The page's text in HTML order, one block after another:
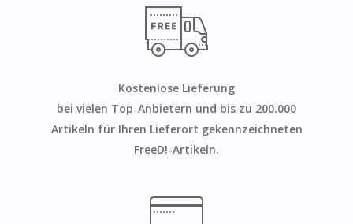
Kostenlose Lieferung
bei vielen Top-Anbietern und bis zu 200.000
Artikeln für Ihren Lieferort gekennzeichneten
FreeD!-Artikeln.